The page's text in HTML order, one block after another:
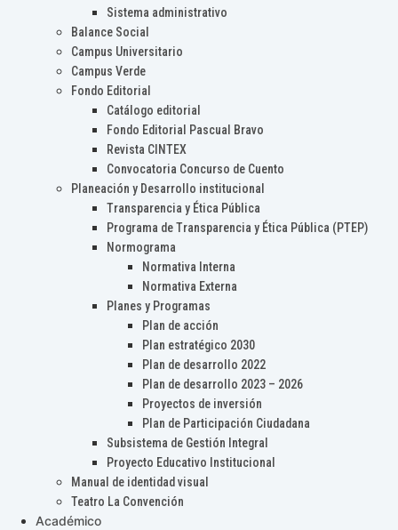
Sistema administrativo
Balance Social
Campus Universitario
Campus Verde
Fondo Editorial
Catálogo editorial
Fondo Editorial Pascual Bravo
Revista CINTEX
Convocatoria Concurso de Cuento
Planeación y Desarrollo institucional
Transparencia y Ética Pública
Programa de Transparencia y Ética Pública (PTEP)
Normograma
Normativa Interna
Normativa Externa
Planes y Programas
Plan de acción
Plan estratégico 2030
Plan de desarrollo 2022
Plan de desarrollo 2023 – 2026
Proyectos de inversión
Plan de Participación Ciudadana
Subsistema de Gestión Integral
Proyecto Educativo Institucional
Manual de identidad visual
Teatro La Convención
Académico